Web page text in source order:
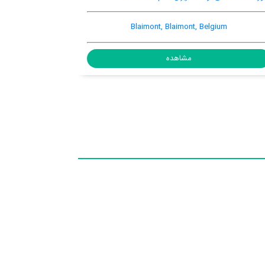
Ivoire 12 Domaine du Bonsoy, Blaimont, Blaimont,
مشاهده